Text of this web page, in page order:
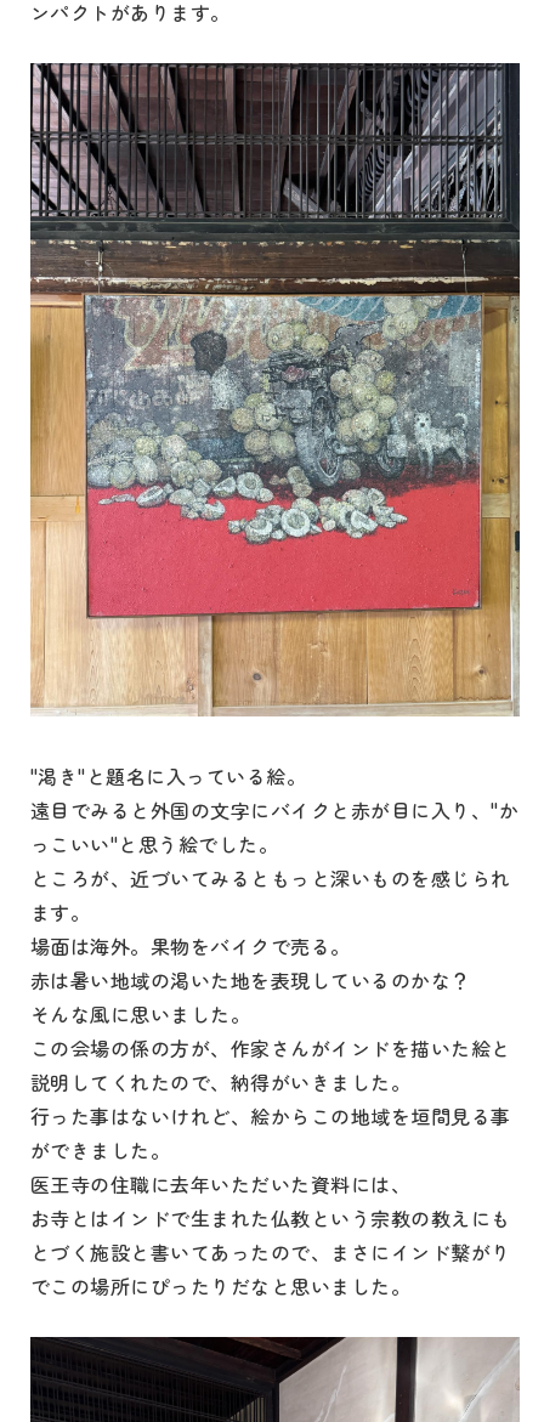
ンパクトがあります。
"渇き"と題名に入っている絵。
遠目でみると外国の文字にバイクと赤が目に入り、"か
っこいい"と思う絵でした。
ところが、近づいてみるともっと深いものを感じられ
ます。
場面は海外。果物をバイクで売る。
赤は暑い地域の渇いた地を表現しているのかな？
そんな風に思いました。
この会場の係の方が、作家さんがインドを描いた絵と
説明してくれたので、納得がいきました。
行った事はないけれど、絵からこの地域を垣間見る事
ができました。
医王寺の住職に去年いただいた資料には、
お寺とはインドで生まれた仏教という宗教の教えにも
とづく施設と書いてあったので、まさにインド繋がり
でこの場所にぴったりだなと思いました。